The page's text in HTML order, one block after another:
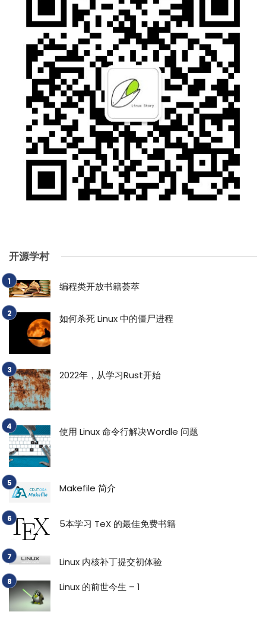
开源学村
编程类开放书籍荟萃
如何杀死 Linux 中的僵尸进程
2022年，从学习Rust开始
使用 Linux 命令行解决Wordle 问题
Makefile 简介
5本学习 TeX 的最佳免费书籍
Linux 内核补丁提交初体验
Linux 的前世今生 – 1